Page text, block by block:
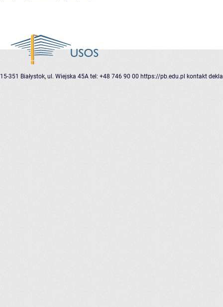
15-351 Białystok, ul. Wiejska 45A tel: +48 746 90 00 https://pb.edu.pl kontakt